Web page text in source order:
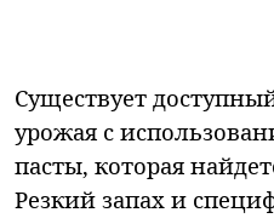
Существует
урожая с
пасты, которая
Резкий запах и